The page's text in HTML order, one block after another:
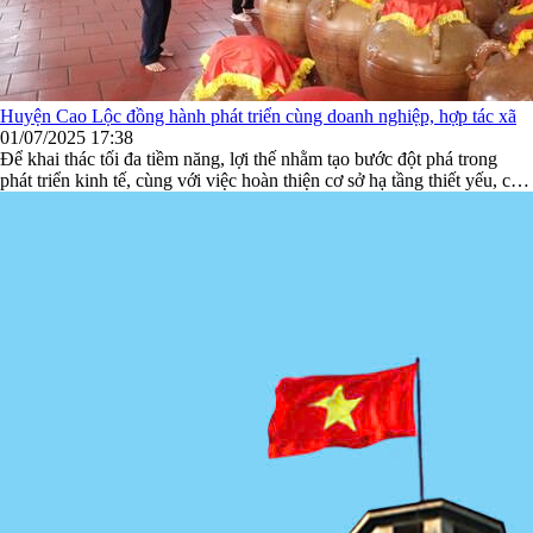
Huyện Cao Lộc đồng hành phát triển cùng doanh nghiệp, hợp tác xã
01/07/2025 17:38
Để khai thác tối đa tiềm năng, lợi thế nhằm tạo bước đột phá trong
phát triển kinh tế, cùng với việc hoàn thiện cơ sở hạ tầng thiết yếu, cải